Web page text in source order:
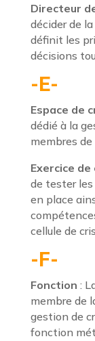
Directeur
décider de
définit les
décisions
-E-
Espace de
dédié à la
membres de
Exercice de
de tester les
en place
cellule de
-F-
Fonction :
membre de
gestion de
fonction